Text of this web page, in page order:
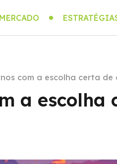
com a escolha certa
a escolha